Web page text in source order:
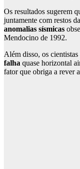
Os resultados sugerem
juntamente com restos
anomalias sísmicas
Mendocino de 1992.
Além disso, os cientistas
falha quase horizontal
fator que obriga a rever